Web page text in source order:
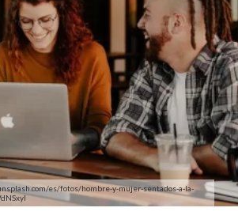
es/fotos/hombre-y-mujer-sentados-a-la-